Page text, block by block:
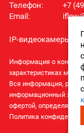
Телефон:
+7
Email:
IP-видеокамеры
Информация о
характеристиках
Вся информация,
информационный
офертой,
Политика